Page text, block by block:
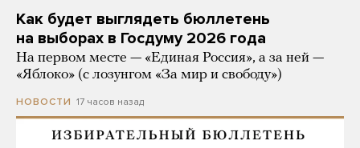
Как будет выглядеть бюллетень
на выборах в Госдуму 2026 года
На первом месте — «Единая Россия», а за ней —
«Яблоко» (с лозунгом «За мир и свободу»)
НОВОСТИ 17 часов назад